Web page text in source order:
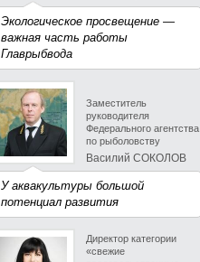
Экологическое просвещение —
важная часть работы
Главрыбвода
Заместитель
руководителя
Федерального агентства
по рыболовству
Василий СОКОЛОВ
У аквакультуры большой
потенциал развития
Директор категории
«свежие